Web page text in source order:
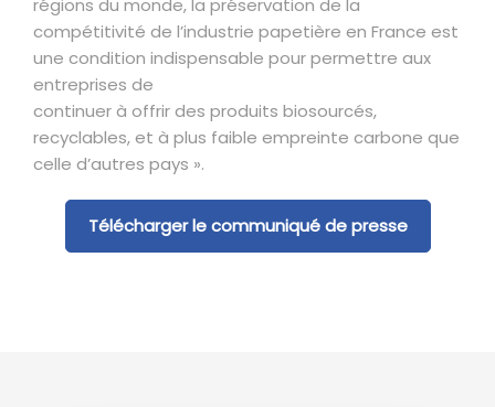
régions du monde, la préservation de la
compétitivité de l’industrie papetière en France est
une condition indispensable pour permettre aux
entreprises de
continuer à offrir des produits biosourcés,
recyclables, et à plus faible empreinte carbone que
celle d’autres pays ».
Télécharger le communiqué de presse